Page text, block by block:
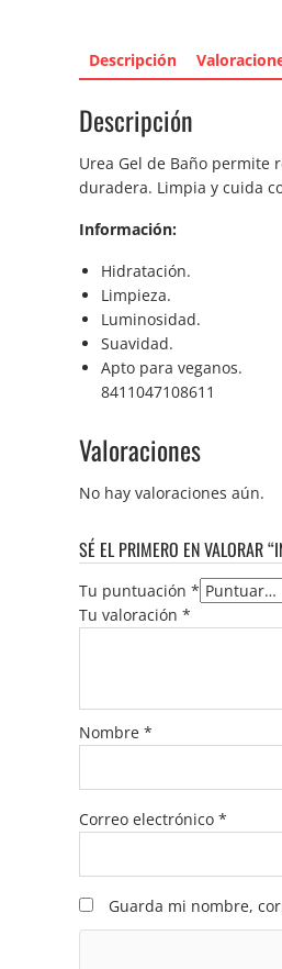
Descripción
Descripción
Urea Gel de Baño
duradera. Limpia y cuida
Información:
Hidratación.
Limpieza.
Luminosidad.
Suavidad.
Apto para veganos.
8411047108611
Valoraciones
No hay valoraciones aún.
SÉ EL PRIMERO EN VALORAR
Tu puntuación *
Tu valoración *
Nombre *
Correo electrónico *
Guarda mi nombre,